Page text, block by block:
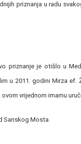
priznanja u radu
priznanje je otišlo u
u 2011. godini Mirza ef.
vrijednom imamu
Sanskog Mosta.